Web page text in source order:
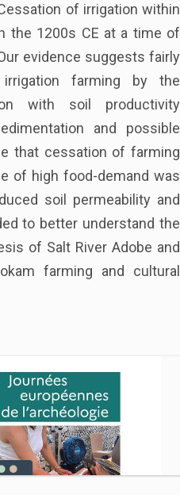
of irrigation within
the 1200s CE at a time of
evidence suggests fairly
irrigation farming by the
with soil productivity
and possible
that cessation of farming
of high food-demand was
soil permeability and
to better understand the
of Salt River Adobe and
farming and cultural